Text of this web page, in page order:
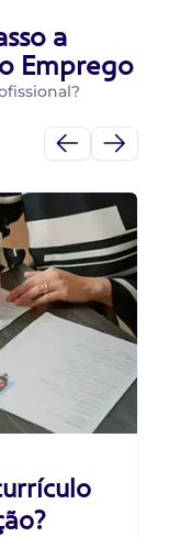
a
Emprego